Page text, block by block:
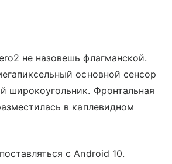
не назовешь флагманской.
основной сенсор
широкоугольник. Фронтальная
в каплевидном
с Android 10.